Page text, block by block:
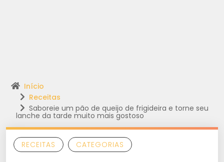
Início
Receitas
Saboreie um pão de queijo de frigideira e torne seu
lanche da tarde muito mais gostoso
RECEITAS CATEGORIAS